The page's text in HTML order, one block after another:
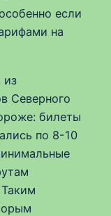
если
на
из
Северного
билеты
по 8-10